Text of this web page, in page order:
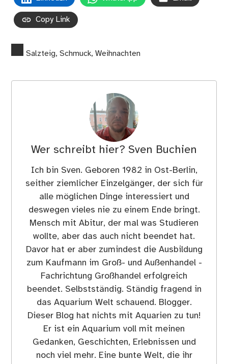
Copy Link
Salzteig,Schmuck,Weihnachten
Wer schreibt hier? Sven Buchien
Ich bin Sven. Geboren 1982 in Ost-Berlin,
seither ziemlicher Einzelgänger, der sich für
alle möglichen Dinge interessiert und
deswegen vieles nie zu einem Ende bringt.
Mensch mit Abitur, der mal was Studieren
wollte, aber das auch nicht beendet hat.
Davor hat er aber zumindest die Ausbildung
zum Kaufmann im Groß- und Außenhandel -
Fachrichtung Großhandel erfolgreich
beendet. Selbstständig. Ständig fragend in
das Aquarium Welt schauend. Blogger.
Dieser Blog hat nichts mit Aquarien zu tun!
Er ist ein Aquarium voll mit meinen
Gedanken, Geschichten, Erlebnissen und
noch viel mehr. Eine bunte Welt, die ihr